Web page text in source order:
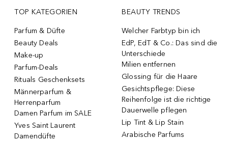
TOP KATEGORIEN
Parfum & Düfte
Beauty Deals
Make-up
Parfum-Deals
Rituals Geschenksets
Männerparfum &
Herrenparfum
Damen Parfum im SALE
Yves Saint Laurent
Damendüfte
BEAUTY TRENDS
Welcher Farbtyp bin ich
EdP, EdT & Co.: Das sind die
Unterschiede
Milien entfernen
Glossing für die Haare
Gesichtspflege: Diese
Reihenfolge ist die richtige
Dauerwelle pflegen
Lip Tint & Lip Stain
Arabische Parfums